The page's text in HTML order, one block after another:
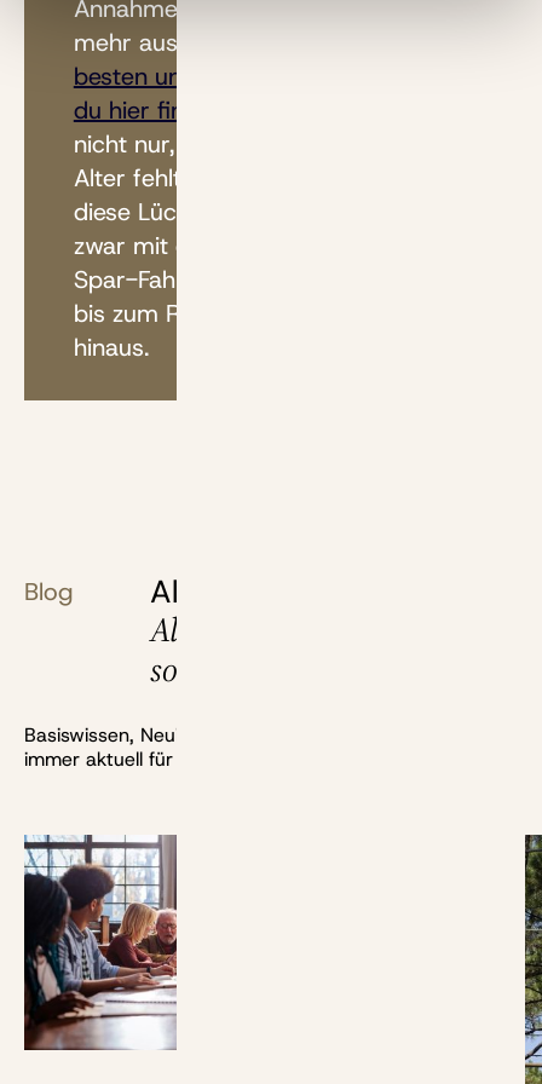
Annahmen zu Zins, Laufzeit und
mehr ausrechnen willst,
besten unsere Rentenrechner, die
du hier findest
nicht nur, wie viel Geld dir für das
Alter fehlt. Du erfährst auch, wie du
diese Lücke schließen kannst – und
zwar mit einem renditestarken
Spar-Fahrplan für die Zeit von jetzt
bis zum Ruhestand und darüber
hinaus.
Blog Alles, was du über deine
Altersvorsorge wissen
solltest
Basiswissen, Neuigkeiten, Berechnungen und mehr:
immer aktuell für dich recherchiert.